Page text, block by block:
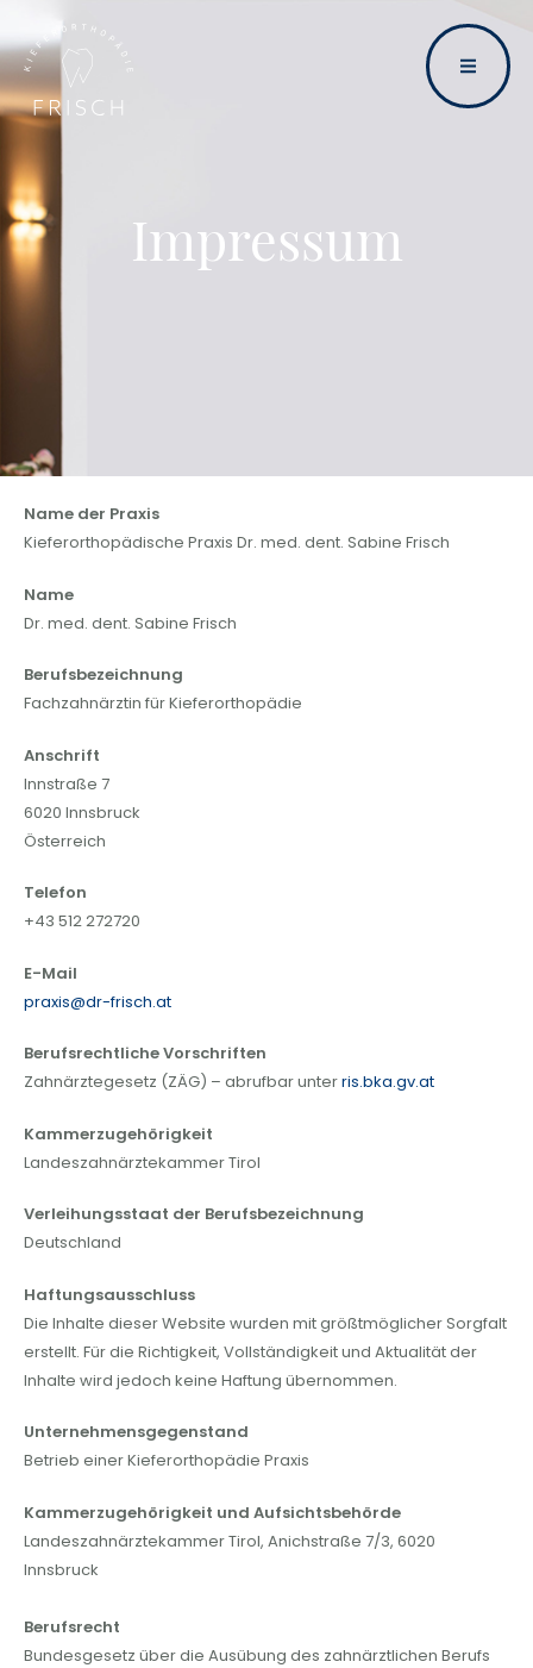
Impressum
Name der Praxis
Kieferorthopädische Praxis Dr. med. dent. Sabine Frisch
Name
Dr. med. dent. Sabine Frisch
Berufsbezeichnung
Fachzahnärztin für Kieferorthopädie
Anschrift
Innstraße 7
6020 Innsbruck
Österreich
Telefon
+43 512 272720
E-Mail
praxis@dr-frisch.at
Berufsrechtliche Vorschriften
Zahnärztegesetz (ZÄG) – abrufbar unterris.bka.gv.at
Kammerzugehörigkeit
Landeszahnärzte­kammer Tirol
Verleihungsstaat der Berufsbezeichnung
Deutschland
Haftungsausschluss
Die Inhalte dieser Website wurden mit größtmöglicher Sorgfalt
erstellt. Für die Richtigkeit, Vollständigkeit und Aktualität der
Inhalte wird jedoch keine Haftung übernommen.
Unternehmensgegenstand
Betrieb einer Kieferorthopädie Praxis
Kammerzugehörigkeit und Aufsichtsbehörde
Landeszahnärztekammer Tirol, Anichstraße 7/3, 6020
Innsbruck
Berufsrecht
Bundesgesetz über die Ausübung des zahnärztlichen Berufs